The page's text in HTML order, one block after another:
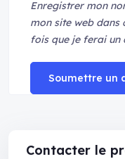
Enregistrer mon
mon site web
fois que je ferai un
Soumettre un
Contacter le